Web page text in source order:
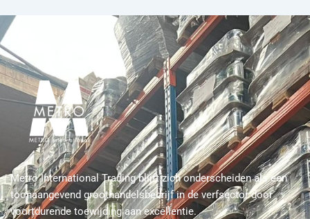
Metro International Trading blijft zich onderscheiden als een
toonaangevend groothandelsbedrijf in de verfsector door
voortdurende toewijding aan excellentie.